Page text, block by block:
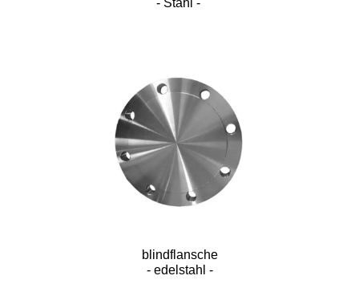
- Stahl -
blindflansche
- edelstahl -